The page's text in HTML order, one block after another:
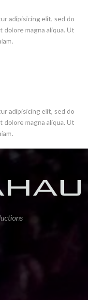
adipisicing elit, sed do
magna aliqua. Ut
adipisicing elit, sed do
magna aliqua. Ut